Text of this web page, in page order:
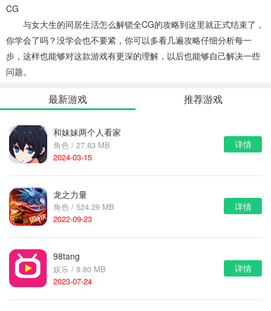
CG
与女大生的同居生活怎么解锁全CG的攻略到这里就正式结束了，
你学会了吗？没学会也不要紧，你可以多看几遍攻略仔细分析每一
步，这样也能够对这款游戏有更深的理解，以后也能够自己解决一些
问题。
最新游戏 推荐游戏
和妹妹两个人看家
角色 / 27.83 MB
2024-03-15
详情
龙之力量
角色 / 524.29 MB
2022-09-23
详情
98tang
娱乐 / 9.80 MB
2023-07-24
详情